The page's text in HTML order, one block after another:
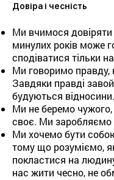
Довіра і чесність
Ми вчимося
минулих років може
сподіватися тільки
Ми говоримо правду,
Завдяки правді
будуються відносини.
Ми не беремо
своє. Ми
Ми хочемо бути
тому що розуміємо,
покластися на
нас жити чесно, не